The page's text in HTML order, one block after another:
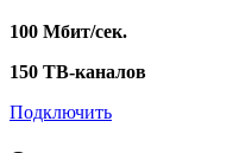
100 Мбит/сек.
150 ТВ-каналов
Подключить